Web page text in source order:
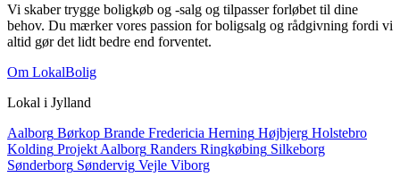
Vi skaber trygge boligkøb og -salg og tilpasser forløbet til dine
behov. Du mærker vores passion for boligsalg og rådgivning fordi vi
altid gør det lidt bedre end forventet.
Om LokalBolig
Lokal i Jylland
Aalborg Børkop Brande Fredericia Herning Højbjerg Holstebro
Kolding Projekt Aalborg Randers Ringkøbing Silkeborg
Sønderborg Søndervig Vejle Viborg